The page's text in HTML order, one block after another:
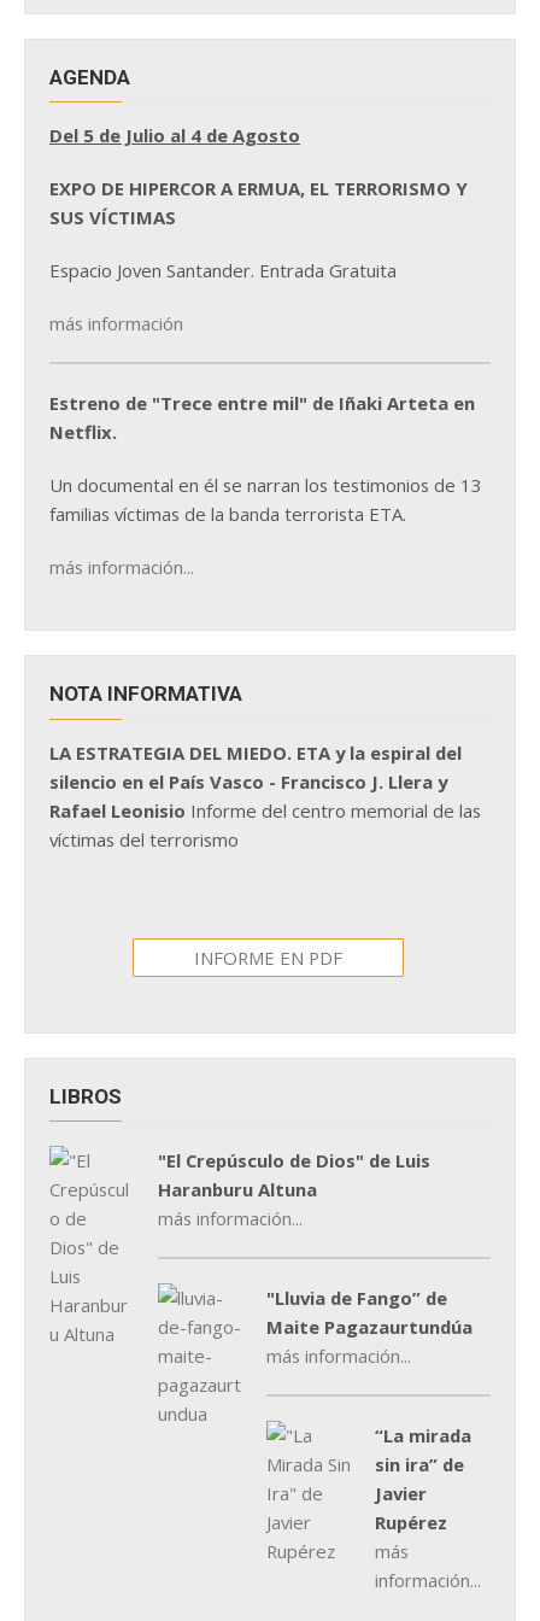
AGENDA
Del 5 de Julio al 4 de Agosto
EXPO DE HIPERCOR A ERMUA, EL TERRORISMO Y
SUS VÍCTIMAS
Espacio Joven Santander. Entrada Gratuita
más información
Estreno de "Trece entre mil" de Iñaki Arteta en
Netflix.
Un documental en él se narran los testimonios de 13
familias víctimas de la banda terrorista ETA.
más información...
NOTA INFORMATIVA
LA ESTRATEGIA DEL MIEDO. ETA y la espiral del
silencio en el País Vasco - Francisco J. Llera y
Rafael Leonisio Informe del centro memorial de las
víctimas del terrorismo
INFORME EN PDF
LIBROS
"El Crepúsculo de Dios" de Luis
Haranburu Altuna
más información...
"Lluvia de Fango” de
Maite Pagazaurtundúa
más información...
“La mirada
sin ira” de
Javier
Rupérez
más
información...